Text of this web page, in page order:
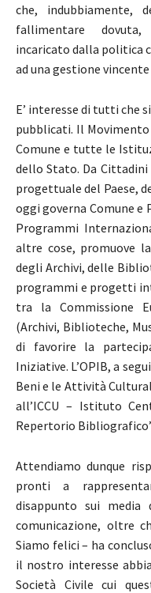
che, indubbiamente,
fallimentare
incaricato dalla politica
ad una gestione
E’ interesse di tutti che
pubblicati. Il
Comune e tutte le
dello Stato. Da
progettuale del Paese,
oggi governa Comune e
Programmi
altre cose, promuove
degli Archivi, delle
programmi e progetti
tra la Commissione
(Archivi, Biblioteche,
di favorire la
Iniziative. L’OPIB, a
Beni e le Attività
all’ICCU – Istituto
Repertorio
Attendiamo dunque
pronti a
disappunto sui
comunicazione, oltre
Siamo felici – ha
il nostro interesse
Società Civile cui